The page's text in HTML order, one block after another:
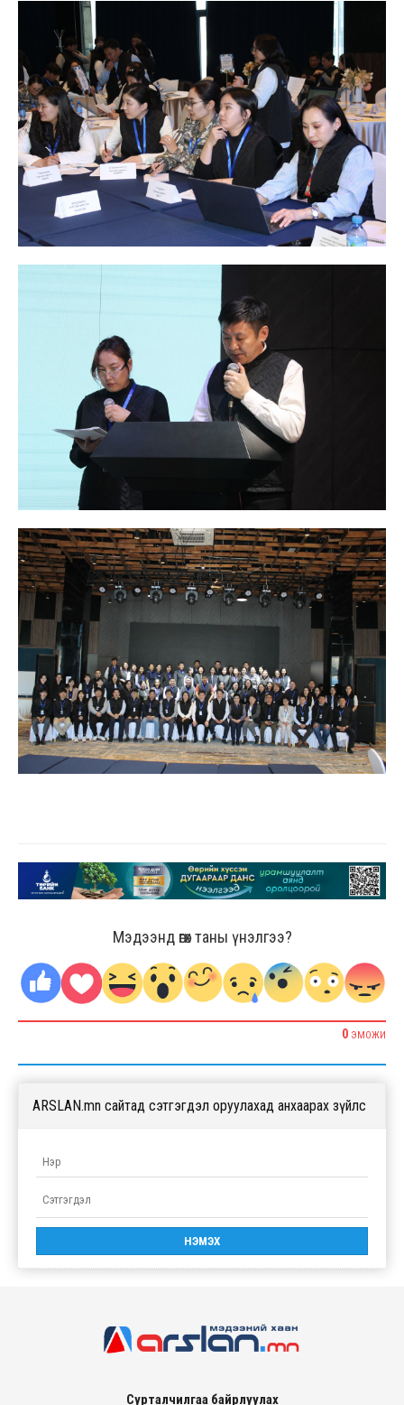
Мэдээнд өгөх таны үнэлгээ?
0 ЭМОЖИ
ARSLAN.mn сайтад сэтгэгдэл оруулахад анхаарах зүйлс
Сурталчилгаа байрлуулах